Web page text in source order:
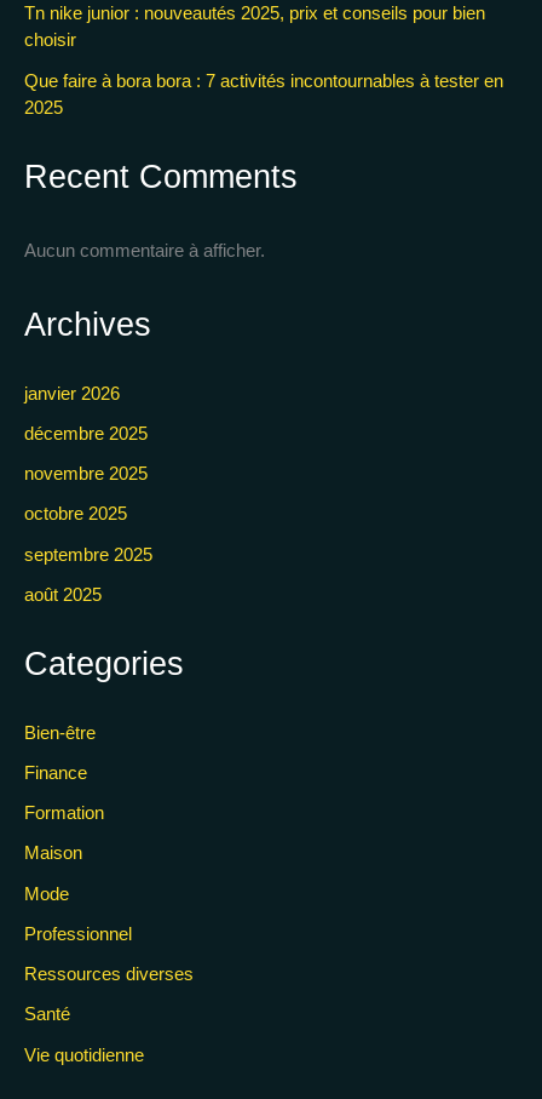
Tn nike junior : nouveautés 2025, prix et conseils pour bien
choisir
Que faire à bora bora : 7 activités incontournables à tester en
2025
Recent Comments
Aucun commentaire à afficher.
Archives
janvier 2026
décembre 2025
novembre 2025
octobre 2025
septembre 2025
août 2025
Categories
Bien-être
Finance
Formation
Maison
Mode
Professionnel
Ressources diverses
Santé
Vie quotidienne